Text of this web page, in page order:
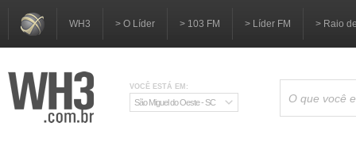
WH3 > O Líder > 103 FM > Líder FM > Raio
VOCÊ ESTÁ EM:
São Miguel do Oeste - SC